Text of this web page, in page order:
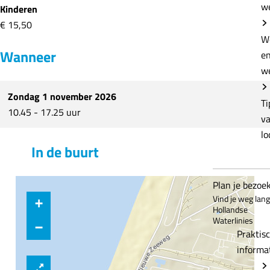
Plan je
Vind je weg
Hollandse
Waterlinies
o
r
e
l
a
n
f
r
e
Kinderen
€ 15,50
Wanneer
Zondag 1 november 2026
10.45 - 17.25 uur
In de buurt
+
−